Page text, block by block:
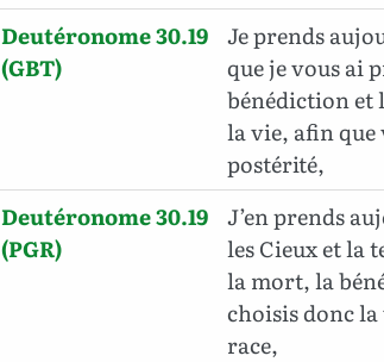
Deutéronome 30.19
(GBT)
Je prends
que je vous ai
bénédiction et
la vie, afin
postérité,
Deutéronome 30.19
(PGR)
J’en prends
les Cieux et la
la mort, la
choisis donc
race,